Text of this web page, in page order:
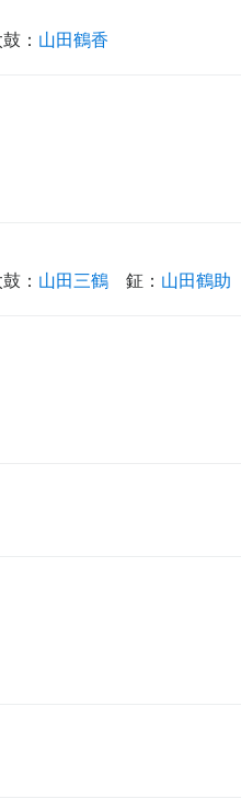
鼓 ： 山田鶴香
鼓 ： 山田三鶴 鉦 ： 山田鶴助